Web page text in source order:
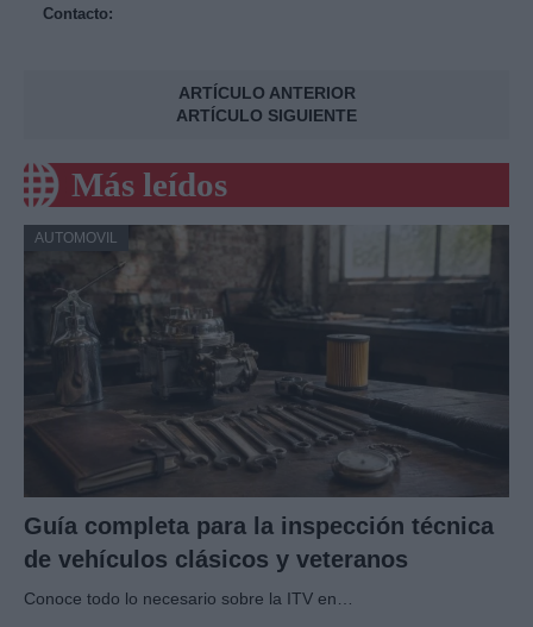
Contacto:
ARTÍCULO ANTERIOR
ARTÍCULO SIGUIENTE
Más leídos
AUTOMOVIL
Guía completa para la inspección técnica
de vehículos clásicos y veteranos
Conoce todo lo necesario sobre la ITV en…